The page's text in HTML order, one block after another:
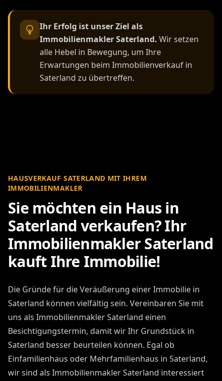
Ihr Erfolg ist unser Ziel als
Immobilienmakler Saterland. Wir setzen
alle Hebel in Bewegung, um Ihre
Erwartungen beim Immobilienverkauf in
Saterland zu übertreffen.
HAUSVERKAUF SATERLAND MIT IHREM
IMMOBILIENMAKLER
Sie möchten ein Haus in
Saterland verkaufen? Ihr
Immobilienmakler Saterland
kauft Ihre Immobilie!
Die Gründe für die Veräußerung einer Immobilie in
Saterland können vielfältig sein. Vereinbaren Sie mit
uns als Immobilienmakler Saterland einen
Besichtigungstermin, damit wir Ihr Grundstück in
Saterland besser beurteilen können. Egal ob
Einfamilienhaus oder Mehrfamilienhaus in Saterland,
wir sind als Immobilienmakler Saterland interessiert